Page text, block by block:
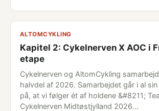
ALTOMCYKLING
Kapitel 2: Cykelnerven X AOC i
etape
Cykelnerven og AltomCykling
halvdel af 2026. Samarbejdet går i al
på, at vi følger ét af holdene &#8211;
Cykelnerven Midtøstjylland 2026…